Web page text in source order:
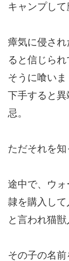
キャンプして
瘴気に侵さ
ると信じら
そうに喰いま
下手すると
忌。
ただそれを知
途中で、ウ
隷を購入し
と言われ猫獣
その子の名